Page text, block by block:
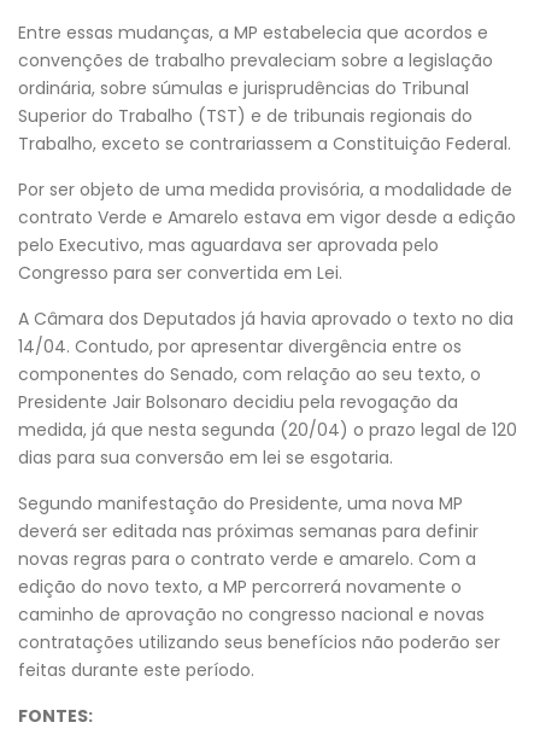
Entre essas mudanças, a MP estabelecia que acordos e
convenções de trabalho prevaleciam sobre a legislação
ordinária, sobre súmulas e jurisprudências do Tribunal
Superior do Trabalho (TST) e de tribunais regionais do
Trabalho, exceto se contrariassem a Constituição Federal.
Por ser objeto de uma medida provisória, a modalidade de
contrato Verde e Amarelo estava em vigor desde a edição
pelo Executivo, mas aguardava ser aprovada pelo
Congresso para ser convertida em Lei.
A Câmara dos Deputados já havia aprovado o texto no dia
14/04. Contudo, por apresentar divergência entre os
componentes do Senado, com relação ao seu texto, o
Presidente Jair Bolsonaro decidiu pela revogação da
medida, já que nesta segunda (20/04) o prazo legal de 120
dias para sua conversão em lei se esgotaria.
Segundo manifestação do Presidente, uma nova MP
deverá ser editada nas próximas semanas para definir
novas regras para o contrato verde e amarelo. Com a
edição do novo texto, a MP percorrerá novamente o
caminho de aprovação no congresso nacional e novas
contratações utilizando seus benefícios não poderão ser
feitas durante este período.
FONTES: